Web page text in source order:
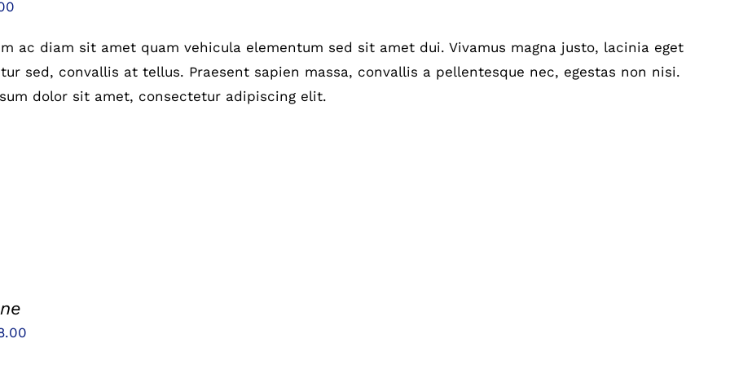
ist:
£6.00.
ac diam sit amet quam vehicula elementum sed sit amet dui. Vivamus magna justo, lacinia eget
sed, convallis at tellus. Praesent sapien massa, convallis a pellentesque nec, egestas non nisi.
dolor sit amet, consectetur adipiscing elit.